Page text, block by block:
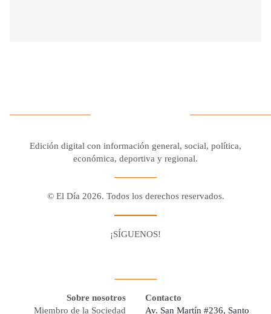
Edición digital con información general, social, política,
económica, deportiva y regional.
© El Día 2026. Todos los derechos reservados.
¡SÍGUENOS!
Sobre nosotros
Miembro de la Sociedad
Contacto
Av. San Martín #236, Santo